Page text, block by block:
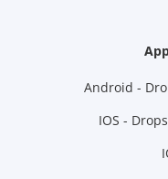
Android -
IOS -